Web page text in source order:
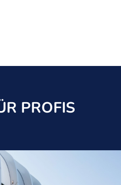
PROFIS